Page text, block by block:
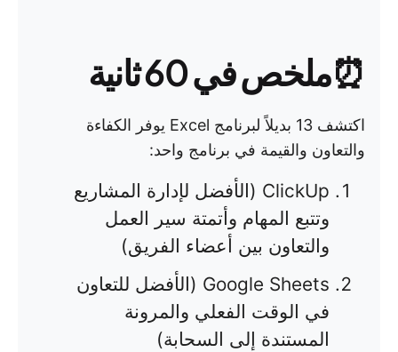
⏰ملخص في 60 ثانية
اكتشف 13 بديلاً لبرنامج Excel يوفر الكفاءة
والتعاون والقيمة في برنامج واحد:
ClickUp (الأفضل لإدارة المشاريع
وتتبع المهام وأتمتة سير العمل
والتعاون بين أعضاء الفريق)
Google Sheets (الأفضل للتعاون
في الوقت الفعلي والمرونة
المستندة إلى السحابة)